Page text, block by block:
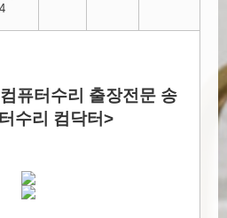
퓨터수리 출장전문 송
수리 컴닥터>